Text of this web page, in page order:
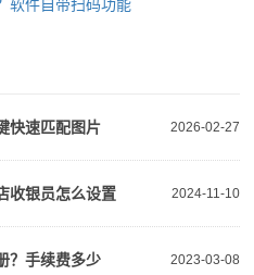
软件自带扫码功能
2026-02-27
快速匹配图片
2024-11-10
收银员怎么设置
2023-03-08
？手续费多少